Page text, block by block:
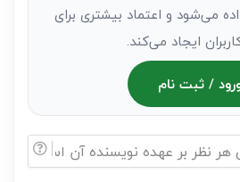
می‌شود و اعتماد بیشتری برای
ایجاد می‌کند.
/ ثبت نام